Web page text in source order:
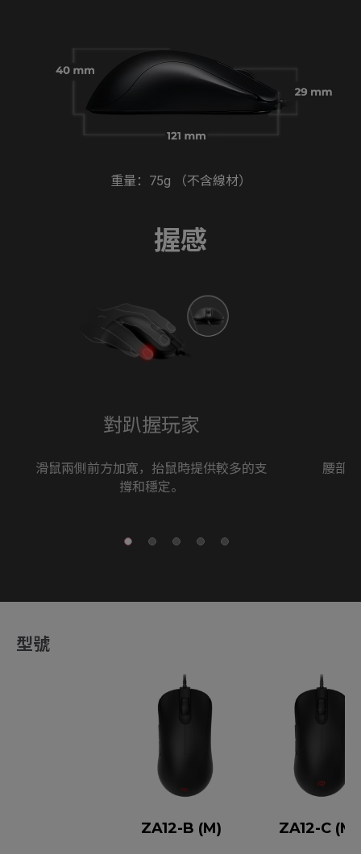
重量：75g （不含線材）
握感
對趴握玩家
滑鼠兩側前方加寬，抬鼠時提供較多的支
撐和穩定。
腰部
型號
ZA12-B (M) ZA12-C (M)